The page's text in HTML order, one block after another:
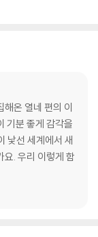
온 열네 편의 이
기분 좋게 감각을
낯선 세계에서 새
요. 우리 이렇게 함